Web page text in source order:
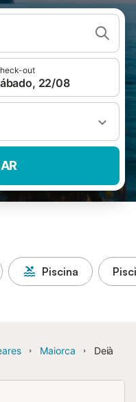
out
22/08
Piscina
Maiorca Deià